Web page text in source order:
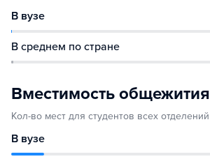
В вузе
В среднем по стране
Вместимость общежития
Кол-во мест для студентов всех отделений
В вузе